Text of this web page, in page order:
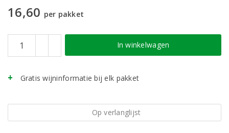
16,60 per pakket
In winkelwagen
Gratis wijninformatie bij elk pakket
Op verlanglijst